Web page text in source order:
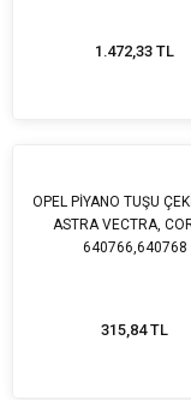
1.472,33 TL
OPEL PİYANO TUŞU
ASTRA VECTRA,
640766,640768
315,84 TL